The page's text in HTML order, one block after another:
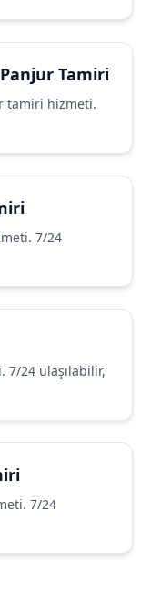
Tamiri
tamiri hizmeti.
7/24
7/24 ulaşılabilir,
7/24